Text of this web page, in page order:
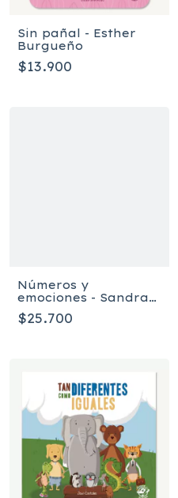
Sin pañal - Esther
Burgueño
$13.900
Números y
emociones - Sandra
Alonso
$25.700